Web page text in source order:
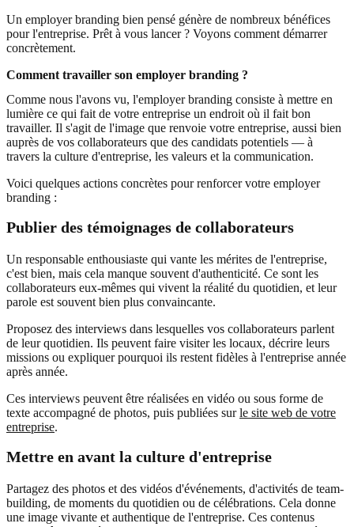
Un employer branding bien pensé génère de nombreux bénéfices
pour l'entreprise. Prêt à vous lancer ? Voyons comment démarrer
concrètement.
Comment travailler son employer branding ?
Comme nous l'avons vu, l'employer branding consiste à mettre en
lumière ce qui fait de votre entreprise un endroit où il fait bon
travailler. Il s'agit de l'image que renvoie votre entreprise, aussi bien
auprès de vos collaborateurs que des candidats potentiels — à
travers la culture d'entreprise, les valeurs et la communication.
Voici quelques actions concrètes pour renforcer votre employer
branding :
Publier des témoignages de collaborateurs
Un responsable enthousiaste qui vante les mérites de l'entreprise,
c'est bien, mais cela manque souvent d'authenticité. Ce sont les
collaborateurs eux-mêmes qui vivent la réalité du quotidien, et leur
parole est souvent bien plus convaincante.
Proposez des interviews dans lesquelles vos collaborateurs parlent
de leur quotidien. Ils peuvent faire visiter les locaux, décrire leurs
missions ou expliquer pourquoi ils restent fidèles à l'entreprise année
après année.
Ces interviews peuvent être réalisées en vidéo ou sous forme de
texte accompagné de photos, puis publiées surle site web de votre
entreprise.
Mettre en avant la culture d'entreprise
Partagez des photos et des vidéos d'événements, d'activités de team-
building, de moments du quotidien ou de célébrations. Cela donne
une image vivante et authentique de l'entreprise. Ces contenus